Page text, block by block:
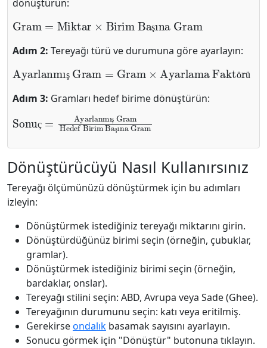
dönüştürün:
ş
Gram Miktar Birim Başına Gram
Adım 2: Tereyağı türü ve durumuna göre ayarlayın:
ş ö ü
Ayarlanmış Gram Gram Ayarlama Faktörü
Adım 3: Gramları hedef birime dönüştürün:
ç
Sonuç
Ayarlanmış Gram
Hedef Birim Başına Gram
Dönüştürücüyü Nasıl Kullanırsınız
Tereyağı ölçümünüzü dönüştürmek için bu adımları
izleyin:
Dönüştürmek istediğiniz tereyağı miktarını girin.
Dönüştürdüğünüz birimi seçin (örneğin, çubuklar,
gramlar).
Dönüştürmek istediğiniz birimi seçin (örneğin,
bardaklar, onslar).
Tereyağı stilini seçin: ABD, Avrupa veya Sade (Ghee).
Tereyağının durumunu seçin: katı veya eritilmiş.
Gerekirseondalık basamak sayısını ayarlayın.
Sonucu görmek için "Dönüştür" butonuna tıklayın.